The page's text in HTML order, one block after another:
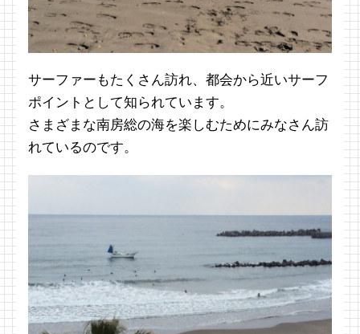
サーファーもたくさん訪れ、都会から近いサーフ
ポイントとして知られています。
さまざまな南房総の海を楽しむためにみなさん訪
れているのです。